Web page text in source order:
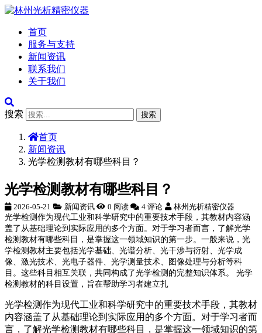
首页
服务与支持
新闻资讯
联系我们
关于我们
搜索 搜索
首页
新闻资讯
光学检测教材有哪些科目？
光学检测教材有哪些科目？
2026-05-21 新闻资讯 0 阅读 4 评论 林州光析精密仪器
光学检测作为现代工业和科学研究中的重要技术手段，其教材内容涵
盖了从基础理论到实际应用的多个方面。对于学习者而言，了解光学
检测教材有哪些科目，是掌握这一领域知识的第一步。一般来说，光
学检测教材主要包括光学基础、光谱分析、光干涉与衍射、光学成
像、激光技术、光电子器件、光学测量技术、图像处理与分析等科
目。这些科目相互关联，共同构成了光学检测的完整知识体系。 光学
检测教材的科目设置，旨在帮助学习者建立扎
光学检测作为现代工业和科学研究中的重要技术手段，其教材
内容涵盖了从基础理论到实际应用的多个方面。对于学习者而
言，了解光学检测教材有哪些科目，是掌握这一领域知识的第